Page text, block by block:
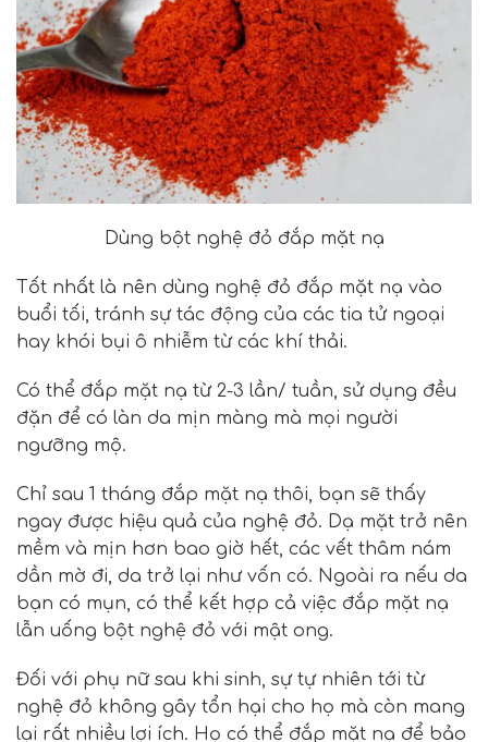
Dùng bột nghệ đỏ đắp mặt nạ
Tốt nhất là nên dùng nghệ đỏ đắp mặt nạ vào
buổi tối, tránh sự tác động của các tia tử ngoại
hay khói bụi ô nhiễm từ các khí thải.
Có thể đắp mặt nạ từ 2-3 lần/ tuần, sử dụng đều
đặn để có làn da mịn màng mà mọi người
ngưỡng mộ.
Chỉ sau 1 tháng đắp mặt nạ thôi, bạn sẽ thấy
ngay được hiệu quả của nghệ đỏ. Dạ mặt trở nên
mềm và mịn hơn bao giờ hết, các vết thâm nám
dần mờ đi, da trở lại như vốn có. Ngoài ra nếu da
bạn có mụn, có thể kết hợp cả việc đắp mặt nạ
lẫn uống bột nghệ đỏ với mật ong.
Đối với phụ nữ sau khi sinh, sự tự nhiên tới từ
nghệ đỏ không gây tổn hại cho họ mà còn mang
lại rất nhiều lợi ích. Họ có thể đắp mặt nạ để bảo